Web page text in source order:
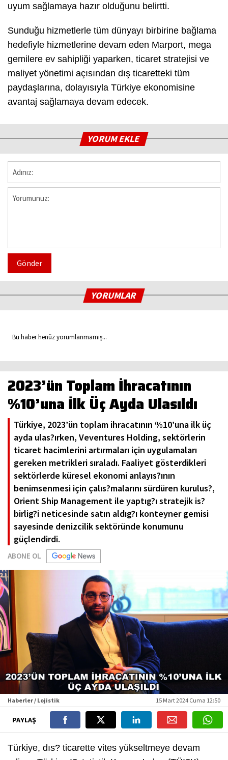
uyum sağlamaya hazır olduğunu belirtti.
Sunduğu hizmetlerle tüm dünyayı birbirine bağlama
hedefiyle hizmetlerine devam eden Marport, mega
gemilere ev sahipliği yaparken, ticaret stratejisi ve
maliyet yönetimi açısından dış ticaretteki tüm
paydaşlarına, dolayısıyla Türkiye ekonomisine
avantaj sağlamaya devam edecek.
YORUM EKLE
Gönder
YORUMLAR
Bu haber henüz yorumlanmamış...
2023’ün Toplam İhracatının
%10’una İlk Üç Ayda Ulasıldı
Türkiye, 2023’ün toplam ihracatının %10’una ilk üç
ayda ulas?ırken, Veventures Holding, sektörlerin
ticaret hacimlerini artırmaları için uygulamaları
gereken metrikleri sıraladı. Faaliyet gösterdikleri
sektörlerde küresel ekonomi anlayıs?ının
benimsenmesi için çalıs?malarını sürdüren kurulus?,
Orient Ship Management ile yaptıg?ı stratejik is?
birlig?i neticesinde satın aldıg?ı konteyner gemisi
sayesinde denizcilik sektöründe konumunu
güçlendirdi.
ABONE OL
Haberler / Lojistik 15 Mart 2024 Cuma 12:50
PAYLAŞ
Türkiye, dıs? ticarette vites yükseltmeye devam